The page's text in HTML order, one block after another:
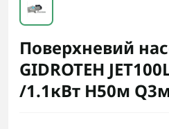
Поверхневий
GIDROTEH
/1.1кВт H50м